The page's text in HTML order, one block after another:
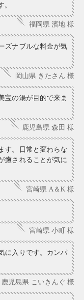
福岡県 濱地 様
ズナブルな料金が気
岡山県 きたさん 様
宝の湯が目的で来ま
鹿児島県 森田 様
す。日常と変わらな
癒されることが気に
宮崎県 A＆K 様
宮崎県 小町 様
に入りです。カンパ
鹿児島県 こいきんぐ 様